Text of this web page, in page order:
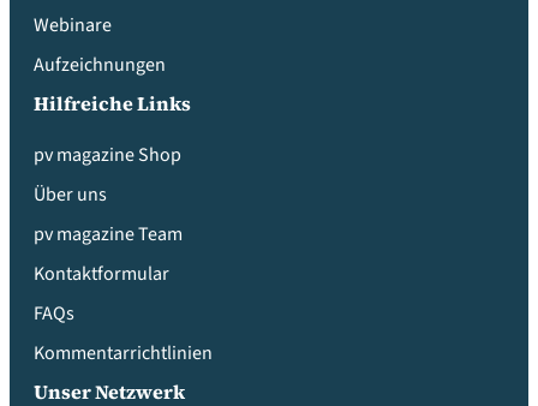
Webinare
Aufzeichnungen
Hilfreiche Links
pv magazine Shop
Über uns
pv magazine Team
Kontaktformular
FAQs
Kommentarrichtlinien
Unser Netzwerk